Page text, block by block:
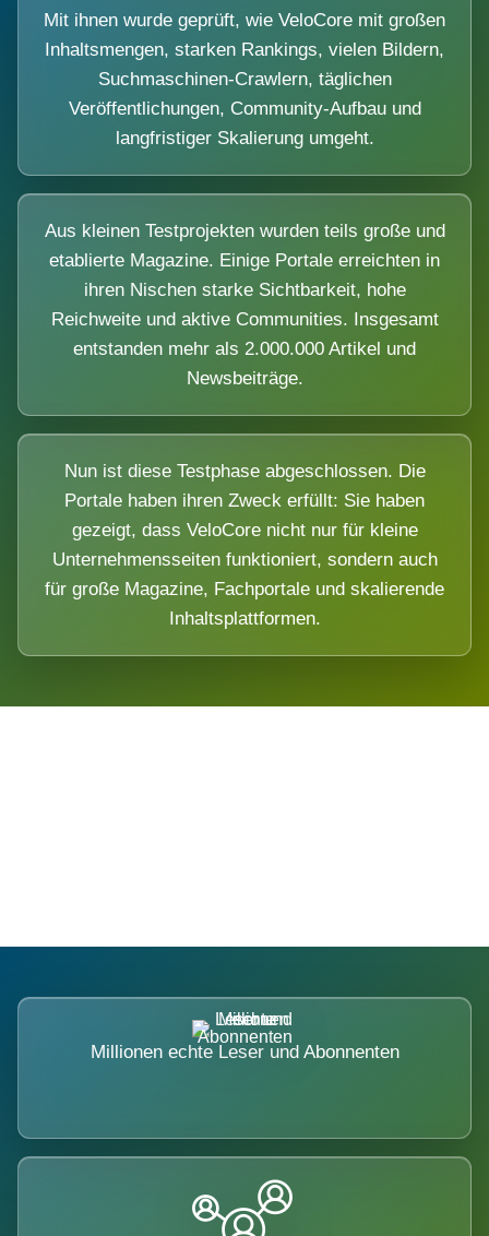
Mit ihnen wurde geprüft, wie VeloCore mit großen
Inhaltsmengen, starken Rankings, vielen Bildern,
Suchmaschinen-Crawlern, täglichen
Veröffentlichungen, Community-Aufbau und
langfristiger Skalierung umgeht.
Aus kleinen Testprojekten wurden teils große und
etablierte Magazine. Einige Portale erreichten in
ihren Nischen starke Sichtbarkeit, hohe
Reichweite und aktive Communities. Insgesamt
entstanden mehr als 2.000.000 Artikel und
Newsbeiträge.
Nun ist diese Testphase abgeschlossen. Die
Portale haben ihren Zweck erfüllt: Sie haben
gezeigt, dass VeloCore nicht nur für kleine
Unternehmensseiten funktioniert, sondern auch
für große Magazine, Fachportale und skalierende
Inhaltsplattformen.
Millionen echte Leser und Abonnenten